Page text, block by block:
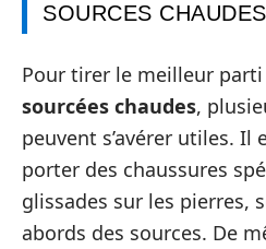
SOURCES CHAUDES
Pour tirer le meilleur
sourcées chaudes,
peuvent s’avérer utiles. Il
porter des chaussures
glissades sur les pierres,
abords des sources. De